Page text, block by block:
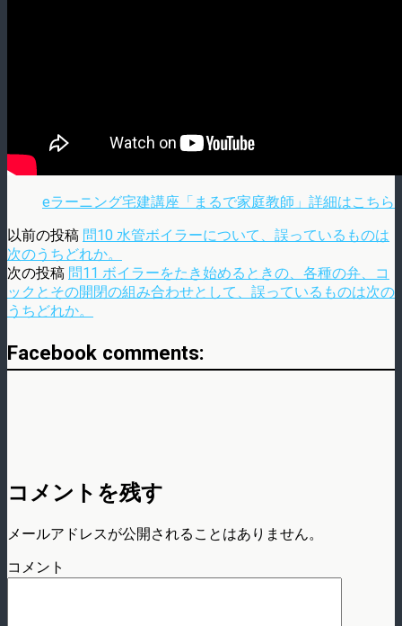
eラーニング宅建講座「まるで家庭教師」詳細はこちら
以前の投稿 問10 水管ボイラーについて、誤っているものは
次のうちどれか。
次の投稿 問11 ボイラーをたき始めるときの、各種の弁、コ
ックとその開閉の組み合わせとして、誤っているものは次の
うちどれか。
Facebook comments:
コメントを残す
メールアドレスが公開されることはありません。
コメント